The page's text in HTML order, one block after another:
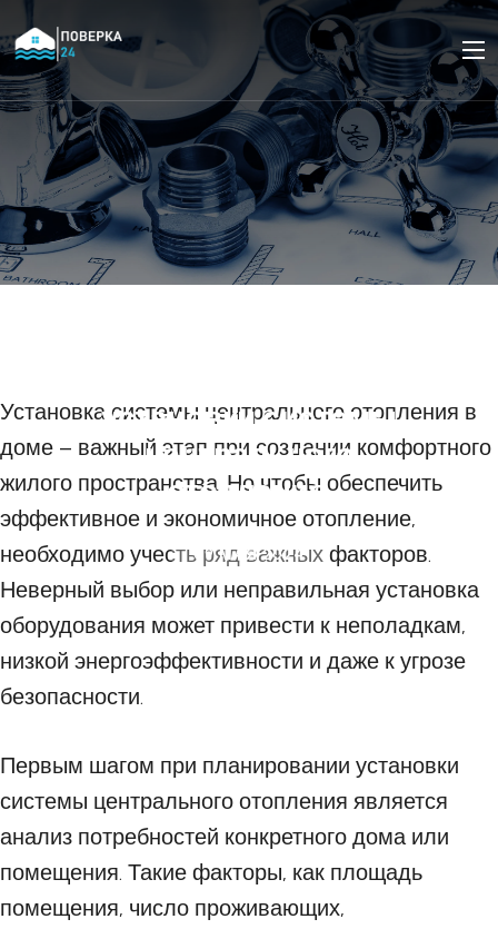
установки системы
центрального
отопления.
09 МАЯ 2024
Установка системы центрального отопления в
доме – важный этап при создании комфортного
жилого пространства. Но чтобы обеспечить
эффективное и экономичное отопление,
необходимо учесть ряд важных факторов.
Неверный выбор или неправильная установка
оборудования может привести к неполадкам,
низкой энергоэффективности и даже к угрозе
безопасности.
Первым шагом при планировании установки
системы центрального отопления является
анализ потребностей конкретного дома или
помещения. Такие факторы, как площадь
помещения, число проживающих,